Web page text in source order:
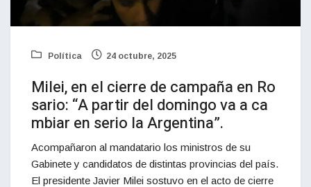
Política 24 octubre, 2025
Milei, en el cierre de campaña en Ro
sario: “A partir del domingo va a ca
mbiar en serio la Argentina”.
Acompañaron al mandatario los ministros de su
Gabinete y candidatos de distintas provincias del país.
El presidente Javier Milei sostuvo en el acto de cierre